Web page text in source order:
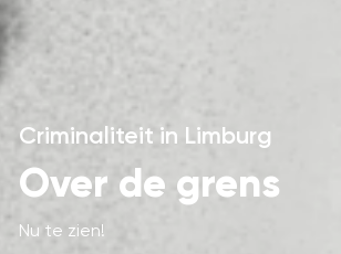
Criminaliteit in Limburg
Over de grens
Nu te zien!